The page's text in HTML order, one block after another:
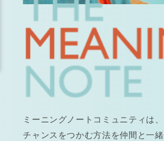
ミーニングノートコミュニティは、
チャンスをつかむ方法を仲間と一緒